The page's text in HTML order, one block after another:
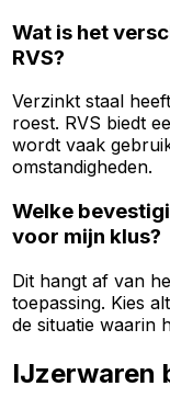
Wat is het
RVS?
Verzinkt staal
roest. RVS biedt
wordt vaak
omstandigheden.
Welke
voor mijn klus?
Dit hangt af van
toepassing. Kies
de situatie waarin
IJzerwaren